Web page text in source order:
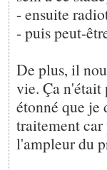
- ensuite
- puis peut-
De plus, il
vie. Ça n'était
étonné que je
traitement
l'ampleur du